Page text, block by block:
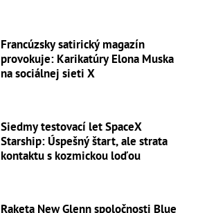
Francúzsky satirický magazín
provokuje: Karikatúry Elona Muska
na sociálnej sieti X
Siedmy testovací let SpaceX
Starship: Úspešný štart, ale strata
kontaktu s kozmickou loďou
Raketa New Glenn spoločnosti Blue